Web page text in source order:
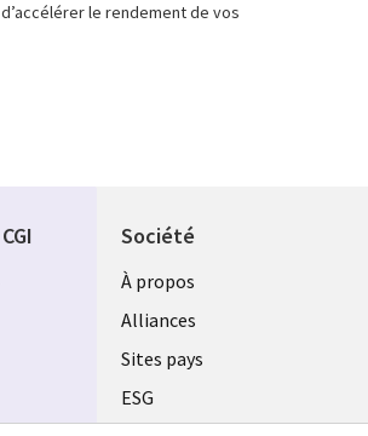
le rendement de vos
Société
À propos
Alliances
Sites pays
ESG